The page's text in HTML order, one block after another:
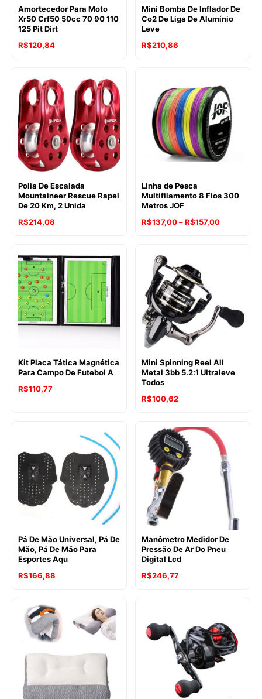
Amortecedor Para Moto
Xr50 Crf50 50cc 70 90 110
125 Pit Dirt
R$120,84
Mini Bomba De Inflador De
Co2 De Liga De Alumínio
Leve
R$210,86
Polia De Escalada
Mountaineer Rescue Rapel
De 20 Km, 2 Unida
R$214,08
Linha de Pesca
Multifilamento 8 Fios 300
Metros JOF
R$137,00–R$157,00Faixa
Kit Placa Tática Magnética
Para Campo De Futebol A
R$110,77
Mini Spinning Reel All
Metal 3bb 5.2:1 Ultraleve
Todos
R$100,62
Pá De Mão Universal, Pá De
Mão, Pá De Mão Para
Esportes Aqu
R$166,88
Manômetro Medidor De
Pressão De Ar Do Pneu
Digital Lcd
R$246,77